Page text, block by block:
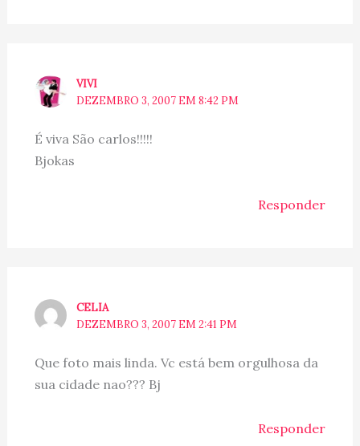
VIVI
DEZEMBRO 3, 2007 EM 8:42 PM
É viva São carlos!!!!!
Bjokas
Responder
CELIA
DEZEMBRO 3, 2007 EM 2:41 PM
Que foto mais linda. Vc está bem orgulhosa da
sua cidade nao??? Bj
Responder